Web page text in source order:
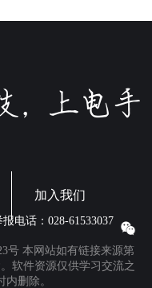
加入我们
电话：028-61533037
号 本网站如有链接来源第
软件资源仅供学习交流之
内删除。